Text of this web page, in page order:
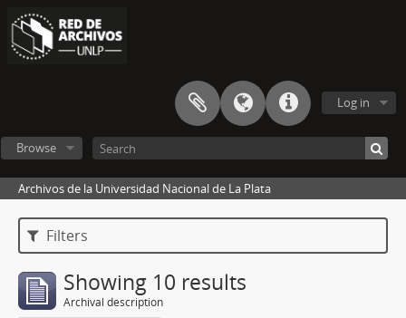
Log in
Browse
Archivos de la Universidad Nacional de La Plata
Filters
Showing 10 results
Archival description